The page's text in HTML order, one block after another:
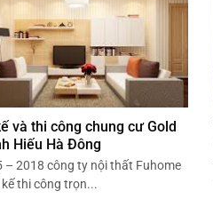
và thi công chung cư Gold
Hiếu Hà Đông
– 2018 công ty nội thất Fuhome
thi công trọn...